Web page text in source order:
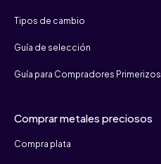
Tipos de cambio
Guía de selección
Guía para Compradores Primerizos
Comprar metales preciosos
Compra plata